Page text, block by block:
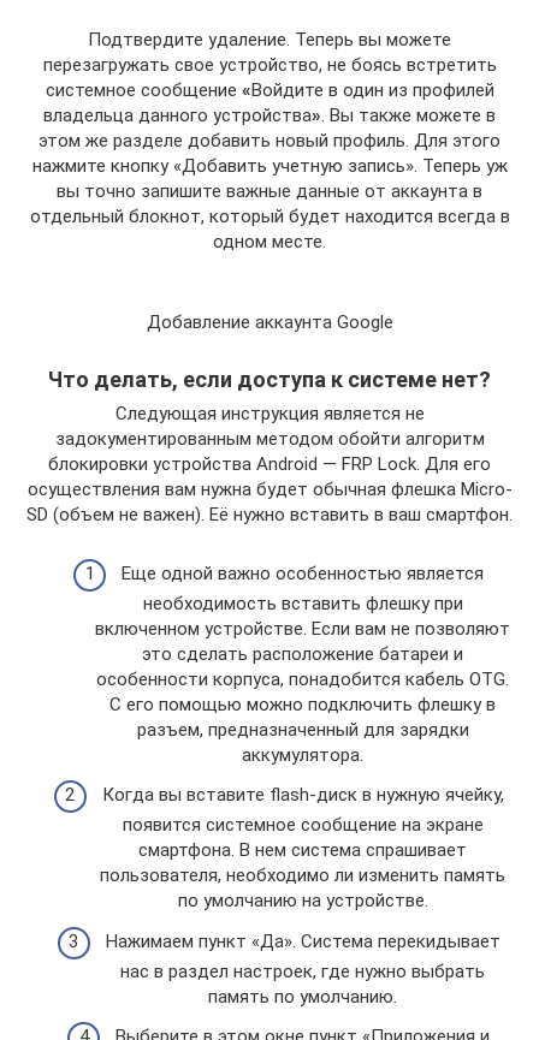
Подтвердите удаление. Теперь вы можете
перезагружать свое устройство, не боясь встретить
системное сообщение «Войдите в один из профилей
владельца данного устройства». Вы также можете в
этом же разделе добавить новый профиль. Для этого
нажмите кнопку «Добавить учетную запись». Теперь уж
вы точно запишите важные данные от аккаунта в
отдельный блокнот, который будет находится всегда в
одном месте.
Добавление аккаунта Google
Что делать, если доступа к системе нет?
Следующая инструкция является не
задокументированным методом обойти алгоритм
блокировки устройства Android — FRP Lock. Для его
осуществления вам нужна будет обычная флешка Micro-
SD (объем не важен). Её нужно вставить в ваш смартфон.
Еще одной важно особенностью является
необходимость вставить флешку при
включенном устройстве. Если вам не позволяют
это сделать расположение батареи и
особенности корпуса, понадобится кабель OTG.
С его помощью можно подключить флешку в
разъем, предназначенный для зарядки
аккумулятора.
Когда вы вставите flash-диск в нужную ячейку,
появится системное сообщение на экране
смартфона. В нем система спрашивает
пользователя, необходимо ли изменить память
по умолчанию на устройстве.
Нажимаем пункт «Да». Система перекидывает
нас в раздел настроек, где нужно выбрать
память по умолчанию.